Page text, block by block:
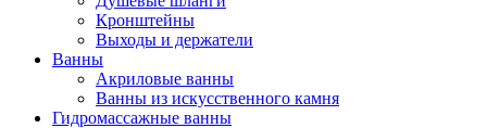
Кронштейны
Выходы и держатели
Ванны
Акриловые ванны
Ванны из искусственного камня
Гидромассажные ванны